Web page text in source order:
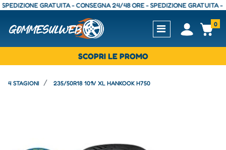
GRATUITA - CONSEGNA 24/48 ORE - SPEDIZIONE GRATUITA -
Open0
SCOPRI LE PROMO
4 STAGIONI 235/50R18 101V XL HANKOOK H750